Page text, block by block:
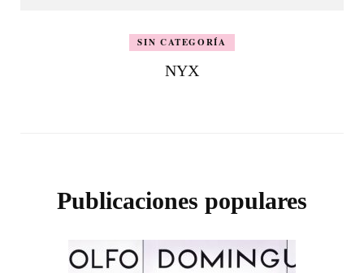
SIN CATEGORÍA
NYX
Publicaciones populares